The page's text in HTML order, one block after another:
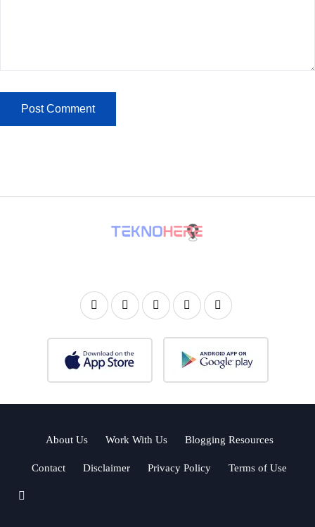
About Us Work With Us Blogging Resources
Contact Disclaimer Privacy Policy Terms of Use